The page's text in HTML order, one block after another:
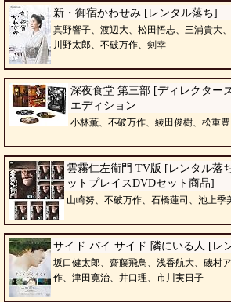
新・御宿かわせみ [レンタル落ち]
真野響子、渡辺大、松田悟志、三浦貴大
川野太郎、不破万作、剣幸
深夜食堂 第三部 [ディレクター
エディション
小林薫、不破万作、綾田俊樹、松重
雲霧仁左衛門 TV版 [レンタル落
ットプレイスDVDセット商品]
山崎努、不破万作、石橋蓮司、池上季
サイド バイ サイド 隣にいる人 [レ
坂口健太郎、齋藤飛鳥、浅香航大、磯村
作、津田寛治、井口理、市川実日子